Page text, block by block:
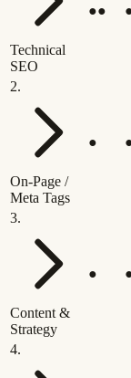
Technical
SEO
●●
2.
On-Page /
Meta Tags
●
3.
Content &
Strategy
●
4.